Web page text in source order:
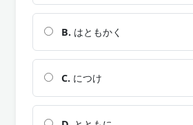
B. はともかく
C. につけ